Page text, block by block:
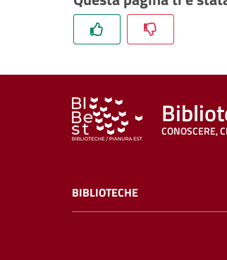
CONOSCERE,
BIBLIOTECHE